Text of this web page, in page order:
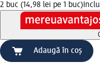
2 buc (14,98 lei pe 1 buc)
Adaugă în coș